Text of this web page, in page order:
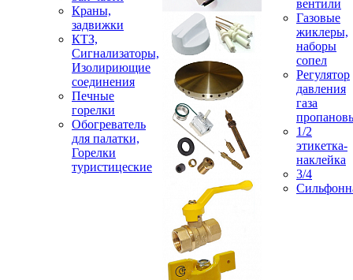
Краны,
задвижки
КТЗ,
Сигнализаторы,
Изолириющие
соединения
Печные
горелки
Обогреватель
для палатки,
Горелки
туристицеские
вентили
Газовые
жиклеры,
наборы
сопел
Регулятор
давления
газа
1/2
этикетка-
наклейка
3/4